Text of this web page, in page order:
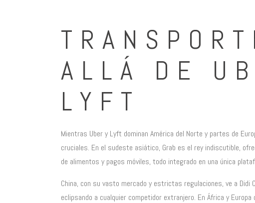
ALLÁ DE
LYFT
Mientras Uber y Lyft dominan América del Norte y partes de
cruciales. En el sudeste asiático, Grab es el rey indiscutible,
de alimentos y pagos móviles, todo integrado en una única
China, con su vasto mercado y estrictas regulaciones, ve a Didi
eclipsando a cualquier competidor extranjero. En África y